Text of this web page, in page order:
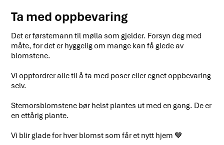
Ta med oppbevaring
Det er førstemann til mølla som gjelder. Forsyn deg med
måte, for det er hyggelig om mange kan få glede av
blomstene.
Vi oppfordrer alle til å ta med poser eller egnet oppbevaring
selv.
Stemorsblomstene bør helst plantes ut med en gang. De er
en ettårig plante.
Vi blir glade for hver blomst som får et nytt hjem 💙